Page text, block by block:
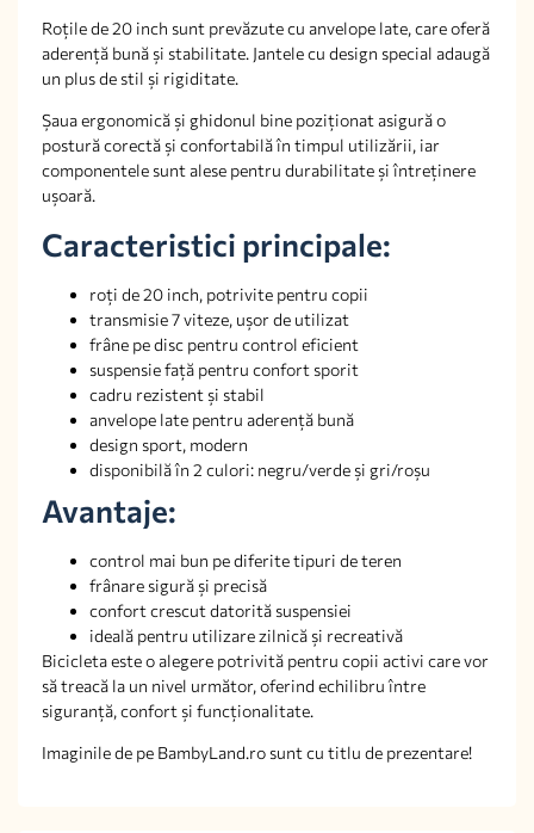
Roțile de 20 inch sunt prevăzute cu anvelope late, care oferă
aderență bună și stabilitate. Jantele cu design special adaugă
un plus de stil și rigiditate.
Șaua ergonomică și ghidonul bine poziționat asigură o
postură corectă și confortabilă în timpul utilizării, iar
componentele sunt alese pentru durabilitate și întreținere
ușoară.
Caracteristici principale:
roți de 20 inch, potrivite pentru copii
transmisie 7 viteze, ușor de utilizat
frâne pe disc pentru control eficient
suspensie față pentru confort sporit
cadru rezistent și stabil
anvelope late pentru aderență bună
design sport, modern
disponibilă în 2 culori: negru/verde și gri/roșu
Avantaje:
control mai bun pe diferite tipuri de teren
frânare sigură și precisă
confort crescut datorită suspensiei
ideală pentru utilizare zilnică și recreativă
Bicicleta este o alegere potrivită pentru copii activi care vor
să treacă la un nivel următor, oferind echilibru între
siguranță, confort și funcționalitate.
Imaginile de pe BambyLand.ro sunt cu titlu de prezentare!